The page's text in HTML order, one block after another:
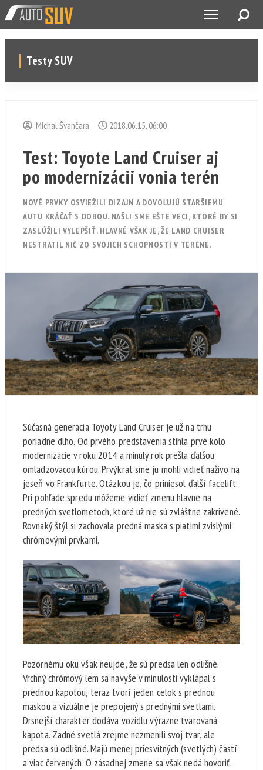
Testy SUV
Michal Švančara 2018.06.15, 06:00
Test: Toyote Land Cruiser aj
po modernizácii vonia terén
NOVÉ PRVKY OSVIEŽILI DIZAJN A DOVOĽUJÚ STARŠIEMU
AUTU KRÁČAŤ S DOBOU. NAŠLI SME EŠTE VECI, KTORÉ BY SI
ZASLÚŽILI VYLEPŠIŤ. HLAVNÉ VŠAK JE, ŽE LAND CRUISER
NESTRATIL NIČ ZO SVOJICH SCHOPNOSTÍ V TERÉNE.
Súčasná generácia Toyoty Land Cruiser je už na trhu
poriadne dlho. Od prvého predstavenia stihla prvé kolo
modernizácie v roku 2014 a minulý rok prešla ďalšou
omladzovacou kúrou. Prvýkrát sme ju mohli vidieť naživo na
jeseň vo Frankfurte. Otázkou je, čo priniesol ďalší facelift.
Pri pohľade spredu môžeme vidieť zmenu hlavne na
predných svetlometoch, ktoré už nie sú zvláštne zakrivené.
Rovnaký štýl si zachovala predná maska s piatimi zvislými
chrómovými prvkami.
Pozornému oku však neujde, že sú predsa len odlišné.
Vrchný chrómový lem sa navyše v minulosti vyklápal s
prednou kapotou, teraz tvorí jeden celok s prednou
maskou a vizuálne je prepojený s prednými svetlami.
Drsnejší charakter dodáva vozidlu výrazne tvarovaná
kapota. Zadné svetlá zrejme nezmenili svoj tvar, ale
predsa sú odlišné. Majú menej priesvitných (svetlých) častí
a viac červených. O zásadnej zmene sa však nedá hovoriť.